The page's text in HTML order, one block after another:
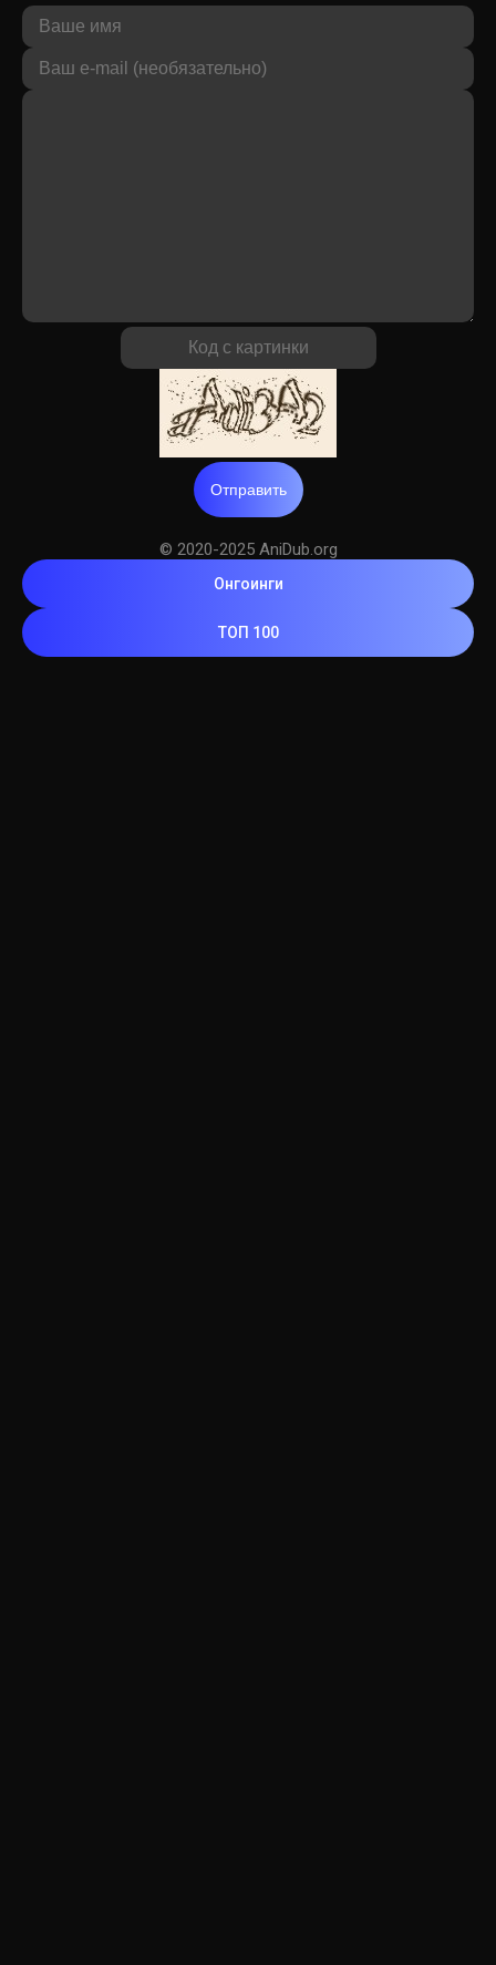
Отправить
© 2020-2025 AniDub.org
Онгоинги
ТОП 100